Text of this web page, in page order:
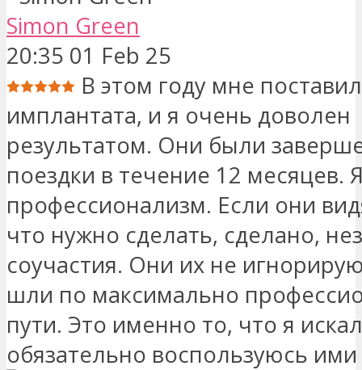
Simon Green
20:35 01 Feb 25
В этом году мне
имплантата, и я очень доволен
результатом. Они были
поездки в течение 12 месяцев.
профессионализм. Если они
что нужно сделать, сделано,
соучастия. Они их не
шли по максимально
пути. Это именно то, что я
обязательно воспользуюсь ими